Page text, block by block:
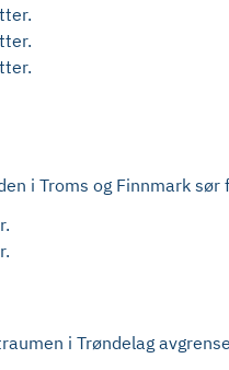
i Troms og Finnmark
i Trøndelag